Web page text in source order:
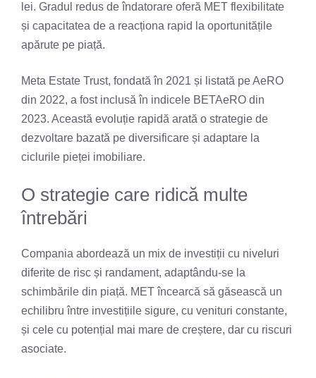
lei. Gradul redus de îndatorare oferă MET flexibilitate
și capacitatea de a reacționa rapid la oportunitățile
apărute pe piață.
Meta Estate Trust, fondată în 2021 și listată pe AeRO
din 2022, a fost inclusă în indicele BETAeRO din
2023. Această evoluție rapidă arată o strategie de
dezvoltare bazată pe diversificare și adaptare la
ciclurile pieței imobiliare.
O strategie care ridică multe
întrebări
Compania abordează un mix de investiții cu niveluri
diferite de risc și randament, adaptându-se la
schimbările din piață. MET încearcă să găsească un
echilibru între investițiile sigure, cu venituri constante,
și cele cu potențial mai mare de creștere, dar cu riscuri
asociate.